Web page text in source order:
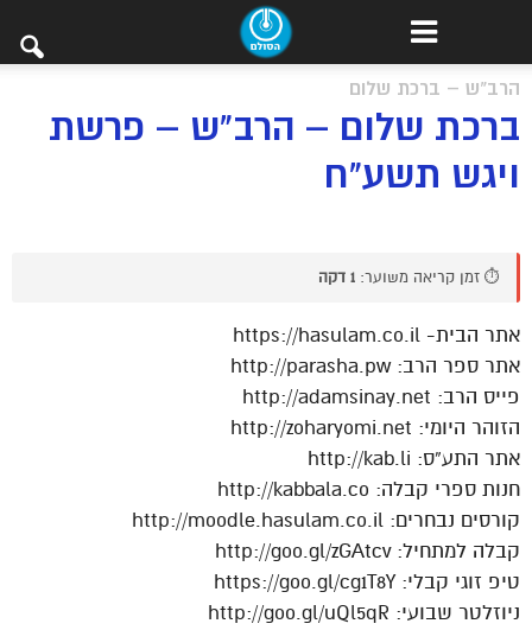
הרב"ש – ברכת שלום
ברכת שלום – הרב"ש – פרשת
ויגש תשע"ח
⏱️ זמן קריאה משוער: 1 דקה
אתר הבית- https://hasulam.co.il
אתר ספר הרב: http://parasha.pw
פייס הרב: http://adamsinay.net
הזוהר היומי: http://zoharyomi.net
אתר התע”ס: http://kab.li
חנות ספרי קבלה: http://kabbala.co
קורסים נבחרים: http://moodle.hasulam.co.il
קבלה למתחיל: http://goo.gl/zGAtcv
טיפ זוגי קבלי: https://goo.gl/cg1T8Y
ניוזלטר שבועי: http://goo.gl/uQl5qR